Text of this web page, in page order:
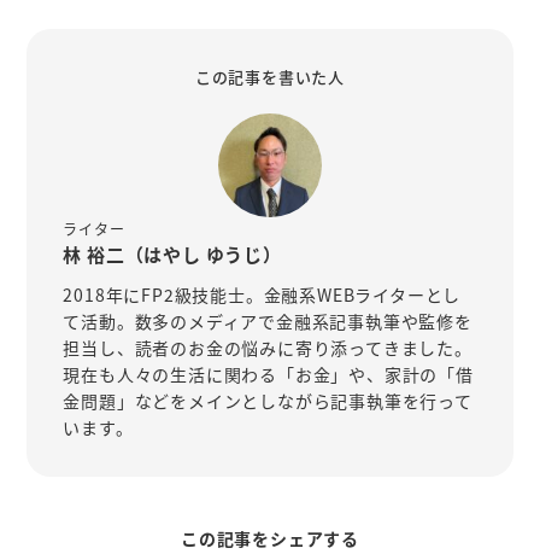
この記事を書いた人
ライター
林 裕二（はやし ゆうじ）
2018年にFP2級技能士。金融系WEBライターとし
て活動。数多のメディアで金融系記事執筆や監修を
担当し、読者のお金の悩みに寄り添ってきました。
現在も人々の生活に関わる「お金」や、家計の「借
金問題」などをメインとしながら記事執筆を行って
います。
この記事をシェアする